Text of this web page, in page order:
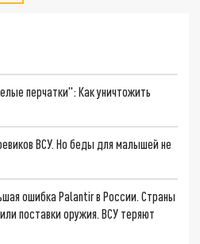
перчатки": Как уничтожить
ВСУ. Но беды для малышей не
ошибка Palantir в России. Страны
поставки оружия. ВСУ теряют